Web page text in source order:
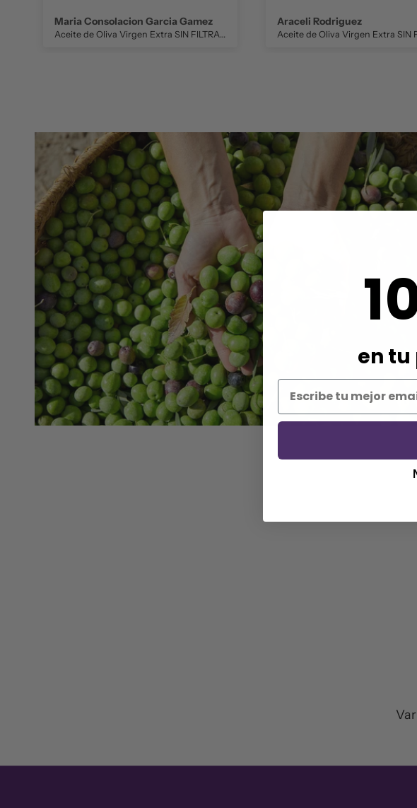
Maria Consolacion Garcia Gamez
Aceite de Oliva Virgen Extra SIN FILTRAR 500 ml. NUESTRO
Araceli Rodriguez
en